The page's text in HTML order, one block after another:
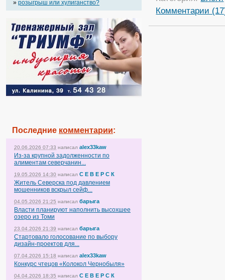
» розыгрыш или хулиганство?
Последние комментарии:
20.06.2026 07:33 написал alex33kaw
Из-за крупной задолженности по
алиментам северчанин...
19.05.2026 14:30 написал С Е В Е Р С К
Житель Северска под давлением
мошенников вскрыл сейф...
04.05.2026 21:25 написал барыга
Власти планируют наполнить высохшее
озеро из Томи
23.04.2026 21:39 написал барыга
Стартовало голосование по выбору
дизайн-проектов для...
07.04.2026 15:18 написал alex33kaw
Конкурс чтецов «Колокол Чернобыля»
04.04.2026 18:35 написал С Е В Е Р С К
Комментарии